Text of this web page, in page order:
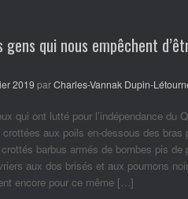
gens qui nous empêchent
2019 parCharles-Vannak Dupin-
qui ont lutté pour l’indépendance du
aux poils en-dessous des bras
barbus armés de bombes pis de
aux dos brisés et aux poumons
encore pour ce même […]